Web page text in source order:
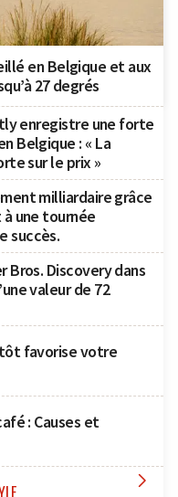
en Belgique et aux
27 degrés
enregistre une forte
Belgique : « La
sur le prix »
milliardaire grâce
à une tournée
succès.
Bros. Discovery dans
valeur de 72
favorise votre
: Causes et
